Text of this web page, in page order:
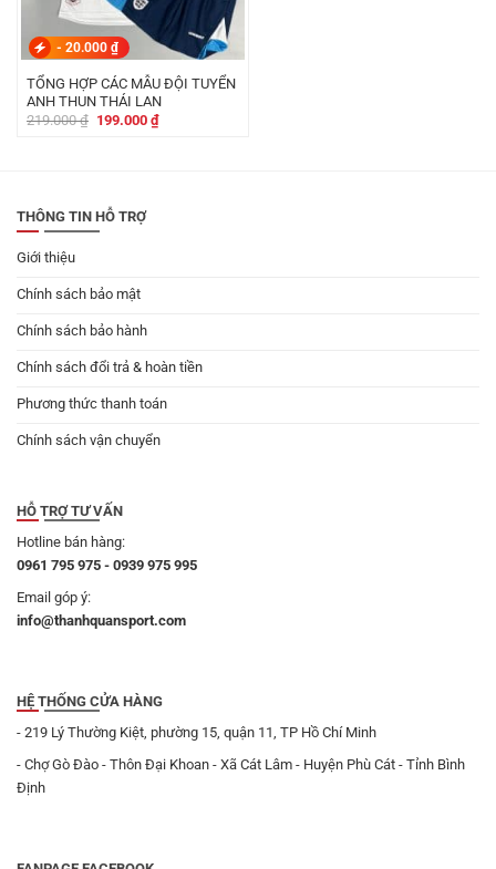
- 20.000 ₫
TỔNG HỢP CÁC MẪU ĐỘI TUYỂN
ANH THUN THÁI LAN
219.000₫ Giá
199.000 ₫Giá
hiện
THÔNG TIN HỖ TRỢ
Giới thiệu
Chính sách bảo mật
Chính sách bảo hành
Chính sách đổi trả & hoàn tiền
Phương thức thanh toán
Chính sách vận chuyển
HỖ TRỢ TƯ VẤN
Hotline bán hàng:
0961 795 975 - 0939 975 995
Email góp ý:
info@thanhquansport.com
HỆ THỐNG CỬA HÀNG
- 219 Lý Thường Kiệt, phường 15, quận 11, TP Hồ Chí Minh
- Chợ Gò Đào - Thôn Đại Khoan - Xã Cát Lâm - Huyện Phù Cát - Tỉnh Bình
Định